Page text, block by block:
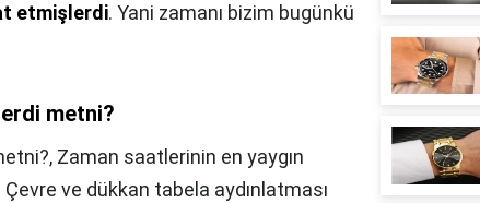
etmişlerdi. Yani zamanı bizim bugünkü
metni?
Zaman saatlerinin en yaygın
ve dükkan tabela aydınlatması